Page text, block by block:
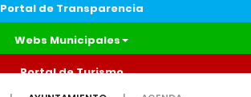
Portal de Transparencia
Webs Municipales
Portal de Turismo